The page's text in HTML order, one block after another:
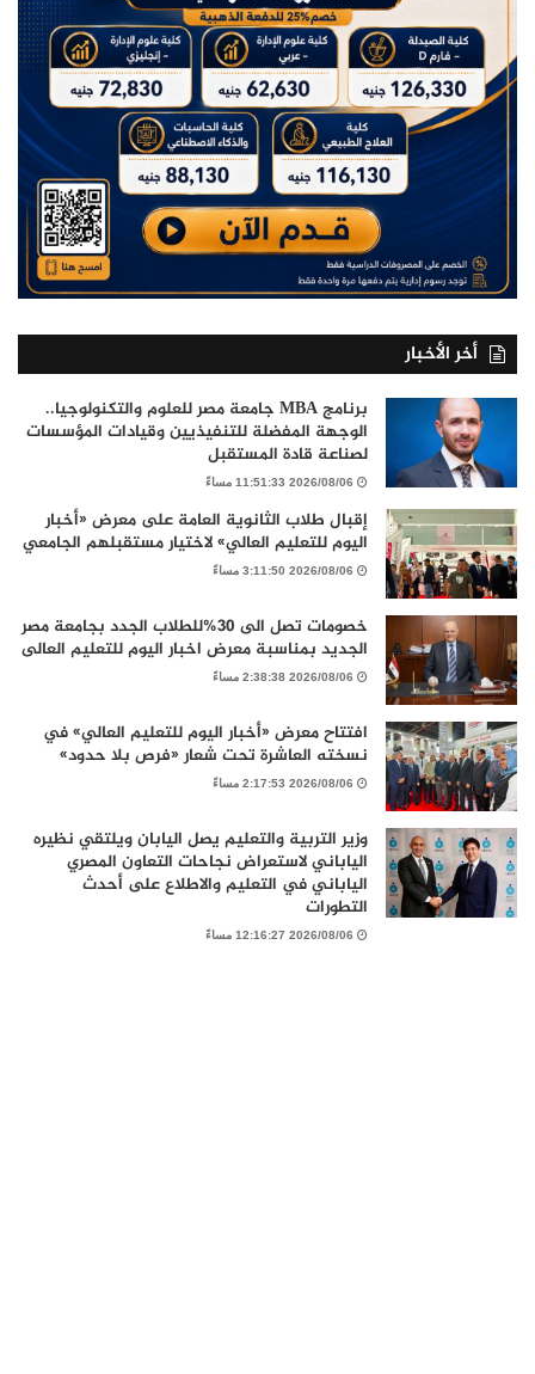
أخر الأخبار
برنامج MBA جامعة مصر للعلوم والتكنولوجيا..
الوجهة المفضلة للتنفيذيين وقيادات المؤسسات
لصناعة قادة المستقبل
2026/08/06 11:51:33 مساءً
إقبال طلاب الثانوية العامة على معرض «أخبار
اليوم للتعليم العالي» لاختيار مستقبلهم الجامعي
2026/08/06 3:11:50 مساءً
خصومات تصل الى 30%للطلاب الجدد بجامعة مصر
الجديد بمناسبة معرض اخبار اليوم للتعليم العالى
2026/08/06 2:38:38 مساءً
افتتاح معرض «أخبار اليوم للتعليم العالي» في
نسخته العاشرة تحت شعار «فرص بلا حدود»
2026/08/06 2:17:53 مساءً
وزير التربية والتعليم يصل اليابان ويلتقي نظيره
الياباني لاستعراض نجاحات التعاون المصري
الياباني في التعليم والاطلاع على أحدث
التطورات
2026/08/06 12:16:27 مساءً